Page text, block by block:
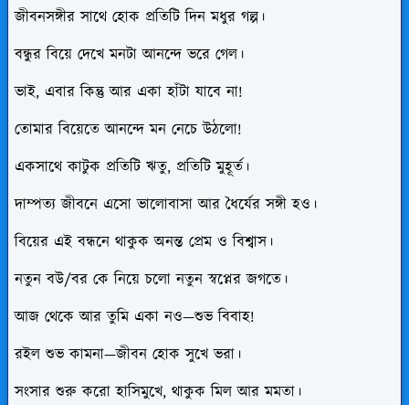
জীবনসঙ্গীর সাথে হোক প্রতিটি দিন মধুর গল্প।
বন্ধুর বিয়ে দেখে মনটা আনন্দে ভরে গেল।
ভাই, এবার কিন্তু আর একা হাঁটা যাবে না!
তোমার বিয়েতে আনন্দে মন নেচে উঠলো!
একসাথে কাটুক প্রতিটি ঋতু, প্রতিটি মুহূর্ত।
দাম্পত্য জীবনে এসো ভালোবাসা আর ধৈর্যের সঙ্গী হও।
বিয়ের এই বন্ধনে থাকুক অনন্ত প্রেম ও বিশ্বাস।
নতুন বউ/বর কে নিয়ে চলো নতুন স্বপ্নের জগতে।
আজ থেকে আর তুমি একা নও—শুভ বিবাহ!
রইল শুভ কামনা—জীবন হোক সুখে ভরা।
সংসার শুরু করো হাসিমুখে, থাকুক মিল আর মমতা।